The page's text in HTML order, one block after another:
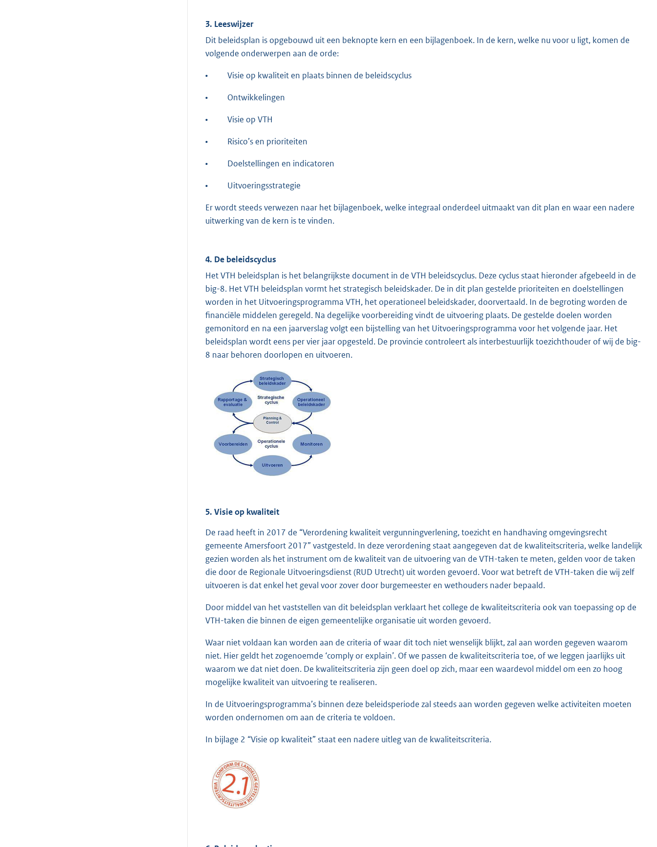
3. Leeswijzer
Dit beleidsplan is opgebouwd uit een beknopte kern en een bijlagenboek. In de kern, welke nu voor u ligt, komen de
volgende onderwerpen aan de orde:
• Visie op kwaliteit en plaats binnen de beleidscyclus
• Ontwikkelingen
• Visie op VTH
• Risico’s en prioriteiten
• Doelstellingen en indicatoren
• Uitvoeringsstrategie
Er wordt steeds verwezen naar het bijlagenboek, welke integraal onderdeel uitmaakt van dit plan en waar een nadere
uitwerking van de kern is te vinden.
4. De beleidscyclus
Het VTH beleidsplan is het belangrijkste document in de VTH beleidscyclus. Deze cyclus staat hieronder afgebeeld in de
big-8. Het VTH beleidsplan vormt het strategisch beleidskader. De in dit plan gestelde prioriteiten en doelstellingen
worden in het Uitvoeringsprogramma VTH, het operationeel beleidskader, doorvertaald. In de begroting worden de
financiële middelen geregeld. Na degelijke voorbereiding vindt de uitvoering plaats. De gestelde doelen worden
gemonitord en na een jaarverslag volgt een bijstelling van het Uitvoeringsprogramma voor het volgende jaar. Het
beleidsplan wordt eens per vier jaar opgesteld. De provincie controleert als interbestuurlijk toezichthouder of wij de big-
8 naar behoren doorlopen en uitvoeren.
5. Visie op kwaliteit
De raad heeft in 2017 de “Verordening kwaliteit vergunningverlening, toezicht en handhaving omgevingsrecht
gemeente Amersfoort 2017” vastgesteld. In deze verordening staat aangegeven dat de kwaliteitscriteria, welke landelijk
gezien worden als het instrument om de kwaliteit van de uitvoering van de VTH-taken te meten, gelden voor de taken
die door de Regionale Uitvoeringsdienst (RUD Utrecht) uit worden gevoerd. Voor wat betreft de VTH-taken die wij zelf
uitvoeren is dat enkel het geval voor zover door burgemeester en wethouders nader bepaald.
Door middel van het vaststellen van dit beleidsplan verklaart het college de kwaliteitscriteria ook van toepassing op de
VTH-taken die binnen de eigen gemeentelijke organisatie uit worden gevoerd.
Waar niet voldaan kan worden aan de criteria of waar dit toch niet wenselijk blijkt, zal aan worden gegeven waarom
niet. Hier geldt het zogenoemde ‘comply or explain’. Of we passen de kwaliteitscriteria toe, of we leggen jaarlijks uit
waarom we dat niet doen. De kwaliteitscriteria zijn geen doel op zich, maar een waardevol middel om een zo hoog
mogelijke kwaliteit van uitvoering te realiseren.
In de Uitvoeringsprogramma’s binnen deze beleidsperiode zal steeds aan worden gegeven welke activiteiten moeten
worden ondernomen om aan de criteria te voldoen.
In bijlage 2 “Visie op kwaliteit” staat een nadere uitleg van de kwaliteitscriteria.